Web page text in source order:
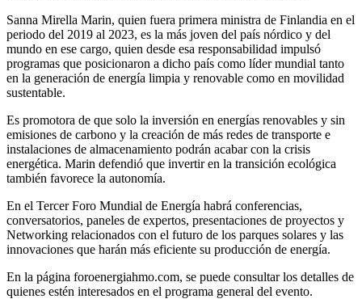
Sanna Mirella Marin, quien fuera primera ministra de Finlandia en el
periodo del 2019 al 2023, es la más joven del país nórdico y del
mundo en ese cargo, quien desde esa responsabilidad impulsó
programas que posicionaron a dicho país como líder mundial tanto
en la generación de energía limpia y renovable como en movilidad
sustentable.
Es promotora de que solo la inversión en energías renovables y sin
emisiones de carbono y la creación de más redes de transporte e
instalaciones de almacenamiento podrán acabar con la crisis
energética. Marin defendió que invertir en la transición ecológica
también favorece la autonomía.
En el Tercer Foro Mundial de Energía habrá conferencias,
conversatorios, paneles de expertos, presentaciones de proyectos y
Networking relacionados con el futuro de los parques solares y las
innovaciones que harán más eficiente su producción de energía.
En la página foroenergiahmo.com, se puede consultar los detalles de
quienes estén interesados en el programa general del evento.